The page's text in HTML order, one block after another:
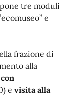
tre moduli
e
frazione di
alla
e visita alla